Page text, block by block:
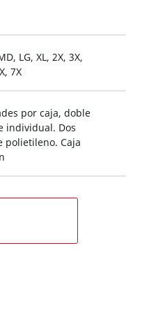
LG, XL, 2X, 3X,
7X
por caja, doble
individual. Dos
polietileno. Caja